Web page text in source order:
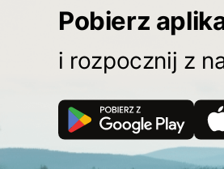
Pobierz
i rozpocznij z